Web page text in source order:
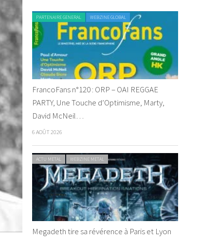
PARTENAIRE GENERAL WEBZINE GLOBAL
FrancoFans n°120 : ORP – OAI REGGAE
PARTY, Une Touche d’Optimisme, Marty,
David McNeil…
6 AOÛT 2026
ACTU METAL WEBZINE METAL
Megadeth tire sa révérence à Paris et Lyon